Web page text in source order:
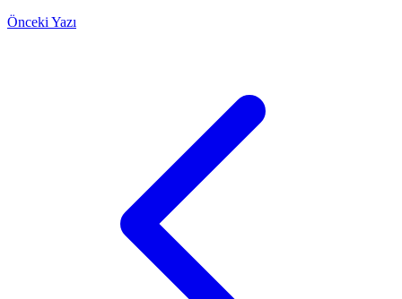
Önceki Yazı